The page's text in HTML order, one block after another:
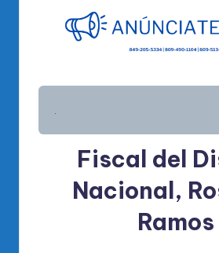
Fiscal del
Nacional,
Ramos